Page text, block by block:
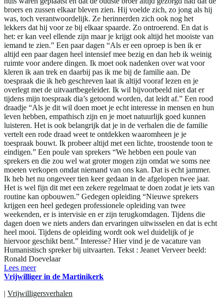
broers en zussen elkaar bleven zien. Hij voelde zich, zo jong als hij
was, toch verantwoordelijk. Ze herinnerden zich ook nog het
lekkers dat hij voor ze bij elkaar spaarde. Zo ontroerend. En dat is
het: er kan veel ellende zijn maar je krijgt ook altijd het mooiste van
iemand te zien.” Een paar dagen “Als er een oproep is ben ik er
altijd een paar dagen heel intensief mee bezig en dan heb ik weinig
ruimte voor andere dingen. Ik moet ook nadenken over wat voor
kleren ik aan trek en daarbij pas ik me bij de familie aan. De
toespraak die ik heb geschreven laat ik altijd vooraf lezen en je
overlegt met de uitvaartbegeleider. Ik wil bijvoorbeeld niet dat er
tijdens mijn toespraak dia’s getoond worden, dat leidt af.” Een rood
draadje “Als je dit wil doen moet je echt interesse in mensen en hun
leven hebben, empathisch zijn en je moet natuurlijk goed kunnen
luisteren. Het is ook belangrijk dat je in de verhalen die de familie
vertelt een rode draad weet te ontdekken waaromheen je je
toespraak bouwt. Ik probeer altijd met een lichte, troostende toon te
eindigen.” Een poule van sprekers “We hebben een poule van
sprekers en die zou wel wat groter mogen zijn omdat we soms nee
moeten verkopen omdat niemand van ons kan. Dat is echt jammer.
Ik heb het nu ongeveer tien keer gedaan in de afgelopen twee jaar.
Het is wel fijn dit met een zekere regelmaat te doen zodat je iets van
routine kan opbouwen.” Gedegen opleiding “Nieuwe sprekers
krijgen een heel gedegen professionele opleiding van twee
weekenden, er is intervisie en er zijn terugkomdagen. Tijdens die
dagen doen we niets anders dan ervaringen uitwisselen en dat is echt
heel mooi. Tijdens de opleiding wordt ook wel duidelijk of je
hiervoor geschikt bent.” Interesse? Hier vind je de vacature van
Humanistisch spreker bij uitvaarten. Tekst : Jeanet Verveer beeld:
Ronald Doevelaar
Lees meer
Vrijwilliger in de Martinikerk
| Vrijwilligersverhalen